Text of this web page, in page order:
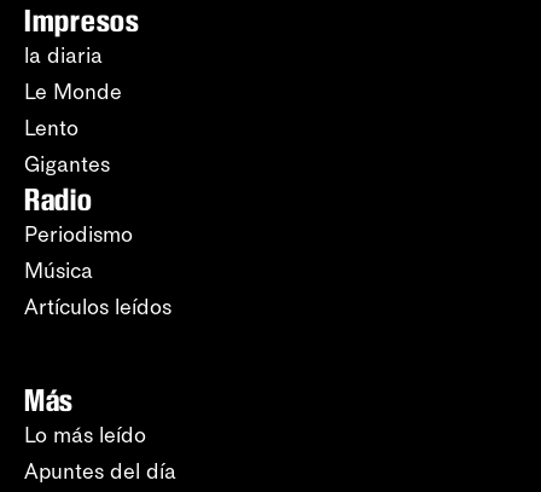
Impresos
la diaria
Le Monde
Lento
Gigantes
Radio
Periodismo
Música
Artículos leídos
Más
Lo más leído
Apuntes del día